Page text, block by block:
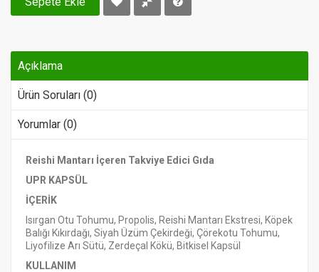
Açıklama
Ürün Soruları (0)
Yorumlar (0)
Reishi Mantarı İçeren Takviye Edici Gıda
UPR KAPSÜL
İÇERİK
Isırgan Otu Tohumu, Propolis, Reishi Mantarı Ekstresi, Köpek
Balığı Kıkırdağı, Siyah Üzüm Çekirdeği, Çörekotu Tohumu,
Liyofilize Arı Sütü, Zerdeçal Kökü, Bitkisel Kapsül
KULLANIM